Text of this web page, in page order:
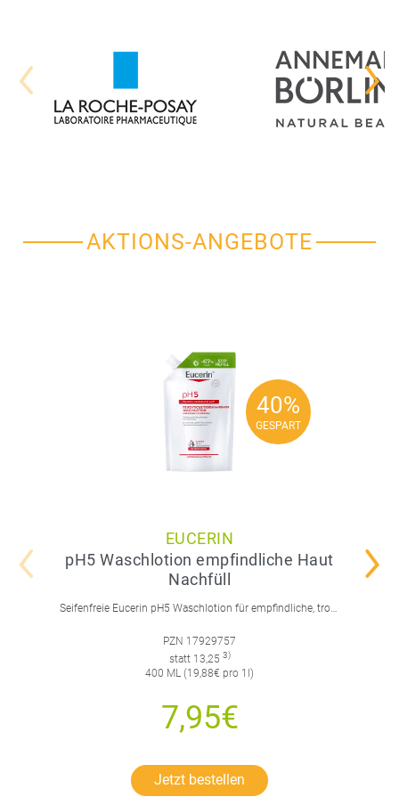
AKTIONS-ANGEBOTE
40%
GESPART
40%
GESPART
EUCERIN
pH5 Waschlotion empfindliche Haut
Nachfüll
PZN 17929757
statt 13,25 3)
400 ML (19,88€ pro 1l)
7,95€
Jetzt bestellen